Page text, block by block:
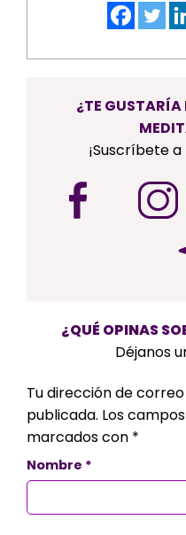
¿TE GUSTARÍA
¡Suscríbete
¿QUÉ OPINAS
Déjanos
Tu dirección de
publicada. Los
marcados con *
Nombre *